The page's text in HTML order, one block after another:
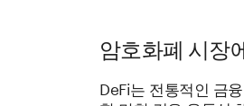
암호화폐 시장
DeFi는 전통적인 금